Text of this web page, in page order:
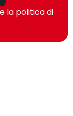
la politica di